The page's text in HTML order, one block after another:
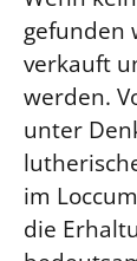
gefunden
verkauft
werden.
unter
im
die